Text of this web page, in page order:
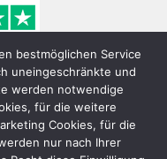
bestmöglichen Service
uneingeschränkte und
werden notwendige
für die weitere
Cookies, für die
nur nach Ihrer